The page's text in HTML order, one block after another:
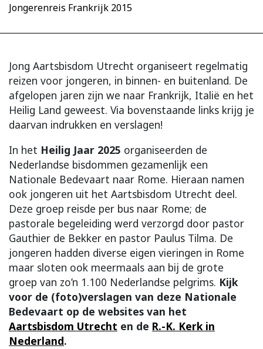
Jongerenreis Frankrijk 2015
Jong Aartsbisdom Utrecht organiseert regelmatig
reizen voor jongeren, in binnen- en buitenland. De
afgelopen jaren zijn we naar Frankrijk, Italië en het
Heilig Land geweest. Via bovenstaande links krijg je
daarvan indrukken en verslagen!
In het Heilig Jaar 2025 organiseerden de
Nederlandse bisdommen gezamenlijk een
Nationale Bedevaart naar Rome. Hieraan namen
ook jongeren uit het Aartsbisdom Utrecht deel.
Deze groep reisde per bus naar Rome; de
pastorale begeleiding werd verzorgd door pastor
Gauthier de Bekker en pastor Paulus Tilma. De
jongeren hadden diverse eigen vieringen in Rome
maar sloten ook meermaals aan bij de grote
groep van zo’n 1.100 Nederlandse pelgrims. Kijk
voor de (foto)verslagen van deze Nationale
Bedevaart op de websites van het
Aartsbisdom Utrecht en de R.-K. Kerk in
Nederland.